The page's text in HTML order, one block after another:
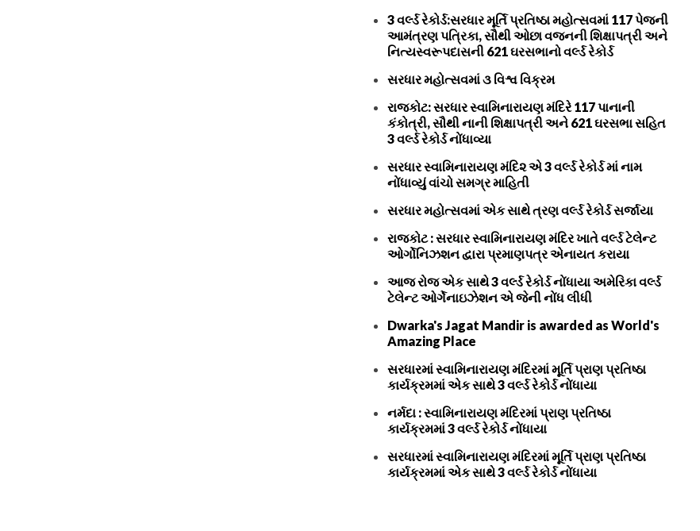
3 વર્લ્ડ રેકોર્ડ:સરધાર મૂર્તિ પ્રતિષ્ઠા મહોત્સવમાં 117 પેજની
આમંત્રણ પત્રિકા, સૌથી ઓછા વજનની શિક્ષાપત્રી અને
નિત્યસ્વરૂપદાસની 621 ઘરસભાનો વર્લ્ડ રેકોર્ડ
સરધાર મહોત્સવમાં ૩ વિશ્વ વિક્રમ
રાજકોટ: સરધાર સ્વામિનારાયણ મંદિરે 117 પાનાની
કંકોત્રી, સૌથી નાની શિક્ષાપત્રી અને 621 ઘરસભા સહિત
3 વર્લ્ડ રેકોર્ડ નોંધાવ્યા
સરધાર સ્વામિનારાયણ મંદિ૨ એ 3 વર્લ્ડ રેકોર્ડ માં નામ
નોંધાવ્યું વાંચો સમગ્ર માહિતી
સરધાર મહોત્સવમાં એક સાથે ત્રણ વર્લ્ડ રેકોર્ડ સર્જાયા
રાજકોટ : સરધાર સ્વામિનારાયણ મંદિર ખાતે વર્લ્ડ ટેલેન્ટ
ઓર્ગોનિઝશન દ્વારા પ્રમાણપત્ર એનાયત કરાયા
આજ રોજ એક સાથે 3 વર્લ્ડ રેકોર્ડ નોંધાયા અમેરિકા વર્લ્ડ
ટેલેન્ટ ઓર્ગેનાઇઝેશન એ જેની નોંધ લીધી
Dwarka's Jagat Mandir is awarded as World's
Amazing Place
સરધારમાં સ્વામિનારાયણ મંદિરમાં મૂર્તિ પ્રાણ પ્રતિષ્ઠા
કાર્યક્રમમાં એક સાથે 3 વર્લ્ડ રેકોર્ડ નોંધાયા
નર્મદા : સ્વામિનારાયણ મંદિરમાં પ્રાણ પ્રતિષ્ઠા
કાર્યક્રમમાં 3 વર્લ્ડ રેકોર્ડ નોંધાયા
સરધારમાં સ્વામિનારાયણ મંદિરમાં મૂર્તિ પ્રાણ પ્રતિષ્ઠા
કાર્યક્રમમાં એક સાથે 3 વર્લ્ડ રેકોર્ડ નોંધાયા